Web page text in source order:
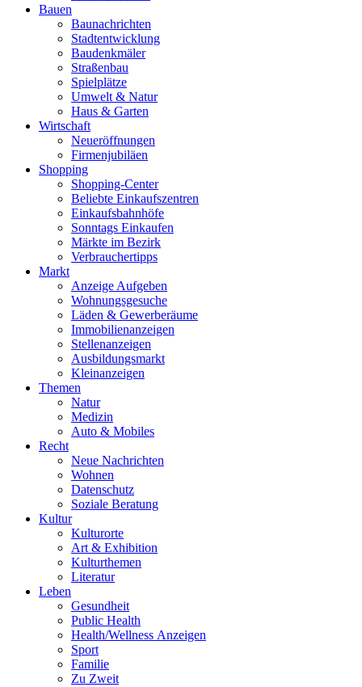
Bauen
Baunachrichten
Stadtentwicklung
Baudenkmäler
Straßenbau
Spielplätze
Umwelt & Natur
Haus & Garten
Wirtschaft
Neueröffnungen
Firmenjubiläen
Shopping
Shopping-Center
Beliebte Einkaufszentren
Einkaufsbahnhöfe
Sonntags Einkaufen
Märkte im Bezirk
Verbrauchertipps
Markt
Anzeige Aufgeben
Wohnungsgesuche
Läden & Gewerberäume
Immobilienanzeigen
Stellenanzeigen
Ausbildungsmarkt
Kleinanzeigen
Themen
Natur
Medizin
Auto & Mobiles
Recht
Neue Nachrichten
Wohnen
Datenschutz
Soziale Beratung
Kultur
Kulturorte
Art & Exhibition
Kulturthemen
Literatur
Leben
Gesundheit
Public Health
Health/Wellness Anzeigen
Sport
Familie
Zu Zweit